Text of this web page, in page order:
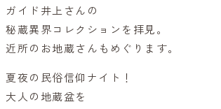
ガイド井上さんの
秘蔵異界コレクションを拝見。
近所のお地蔵さんもめぐります。
夏夜の民俗信仰ナイト！
大人の地蔵盆を